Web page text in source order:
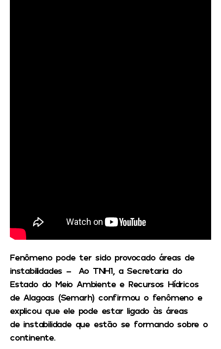
Fenômeno pode ter sido provocado áreas de
instabilidades –
Ao TNH1, a Secretaria do
Estado do Meio Ambiente e Recursos Hídricos
de Alagoas (Semarh) confirmou o fenômeno e
explicou que ele pode estar ligado às áreas
de instabilidade que estão se formando sobre o
continente.